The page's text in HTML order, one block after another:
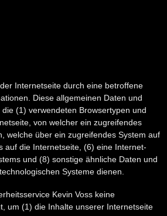
Internetseite durch eine betroffene
Diese allgemeinen Daten und
(1) verwendeten Browsertypen und
von welcher ein zugreifendes
welche über ein zugreifendes System auf
auf die Internetseite, (6) eine Internet-
und (8) sonstige ähnliche Daten und
Systeme dienen.
Kevin Voss keine
um (1) die Inhalte unserer Internetseite